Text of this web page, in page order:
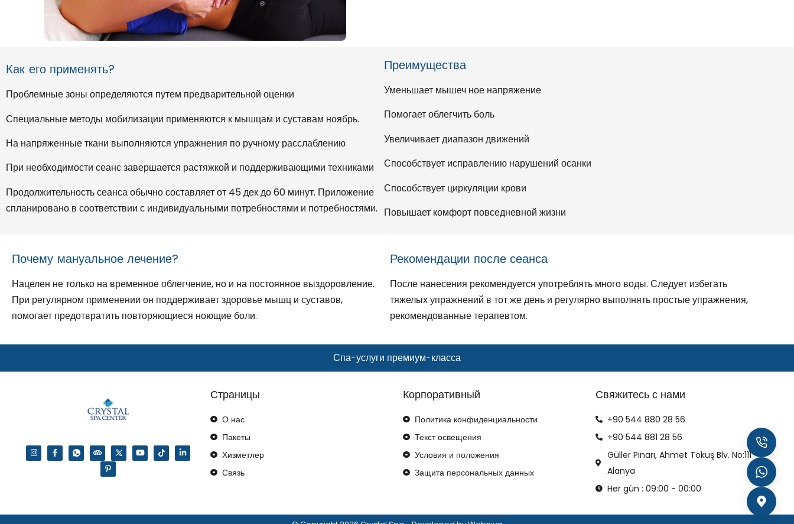
Как его применять?
Проблемные зоны определяются путем предварительной оценки
Специальные методы мобилизации применяются к мышцам и суставам ноябрь.
На напряженные ткани выполняются упражнения по ручному расслаблению
При необходимости сеанс завершается растяжкой и поддерживающими техниками
Продолжительность сеанса обычно составляет от 45 дек до 60 минут. Приложение
спланировано в соответствии с индивидуальными потребностями и потребностями.
Преимущества
Уменьшает мышеч ное напряжение
Помогает облегчить боль
Увеличивает диапазон движений
Способствует исправлению нарушений осанки
Способствует циркуляции крови
Повышает комфорт повседневной жизни
Почему мануальное лечение?
Нацелен не только на временное облегчение, но и на постоянное выздоровление.
При регулярном применении он поддерживает здоровье мышц и суставов,
помогает предотвратить повторяющиеся ноющие боли.
Рекомендации после сеанса
После нанесения рекомендуется употреблять много воды. Следует избегать
тяжелых упражнений в тот же день и регулярно выполнять простые упражнения,
рекомендованные терапевтом.
Спа-услуги премиум-класса
Страницы
О нас
Пакеты
Хизметлер
Связь
Корпоративный
Политика конфиденциальности
Текст освещения
Условия и положения
Защита персональных данных
Свяжитесь с нами
+90 544 880 28 56
+90 544 881 28 56
Güller Pınarı, Ahmet Tokuş Blv. No:111
Alanya
Her gün : 09:00 - 00:00